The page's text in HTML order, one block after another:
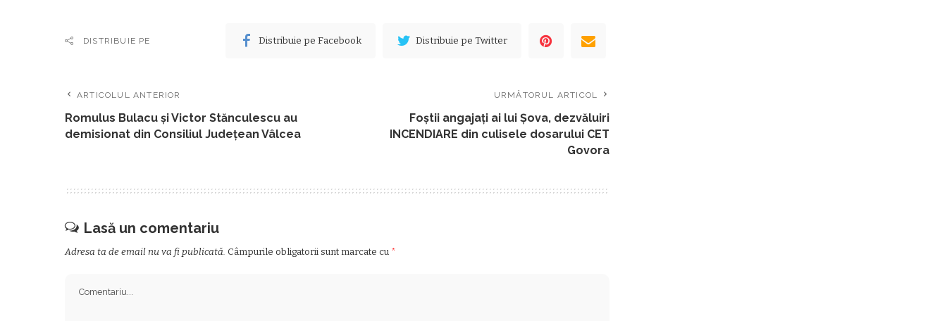
DISTRIBUIE PE Distribuie pe Facebook Distribuie pe Twitter
ARTICOLUL ANTERIOR
Romulus Bulacu şi Victor Stănculescu au
demisionat din Consiliul Judeţean Vâlcea
URMĂTORUL ARTICOL
Foştii angajaţi ai lui Şova, dezvăluiri
INCENDIARE din culisele dosarului CET
Govora
Lasă un comentariu
Adresa ta de email nu va fi publicată. Câmpurile obligatorii sunt marcate cu *